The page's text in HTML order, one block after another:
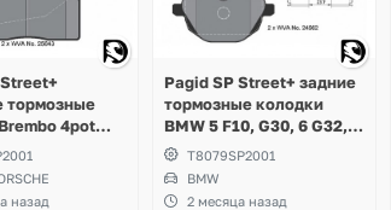
тормозные
4pot
C7, A7, Q5
Macan 2.0
назад
Pagid SP Street+ задние
тормозные колодки
BMW 5 F10, G30, 6 G32, 7
G11, G12, X3 F25, G01, X4
F26, G02, X5 G05, X6
G06, Z4 E89, i8
T8079SP2001
BMW
2 месяца назад